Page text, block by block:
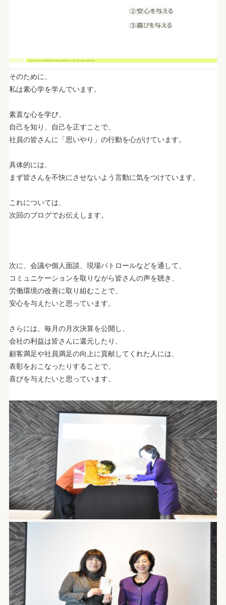
そのために、
私は素心学を学んでいます。
素直な心を学び、
自己を知り、自己を正すことで、
社員の皆さんに「思いやり」の行動を心がけています。
具体的には、
まず皆さんを不快にさせないよう言動に気をつけています。
これについては、
次回のブログでお伝えします。
次に、会議や個人面談、現場パトロールなどを通して、
コミュニケーションを取りながら皆さんの声を聴き、
労働環境の改善に取り組むことで、
安心を与えたいと思っています。
さらには、毎月の月次決算を公開し、
会社の利益は皆さんに還元したり、
顧客満足や社員満足の向上に貢献してくれた人には、
表彰をおこなったりすることで、
喜びを与えたいと思っています。